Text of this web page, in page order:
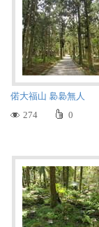
偌大福山 裊裊無人
274
0